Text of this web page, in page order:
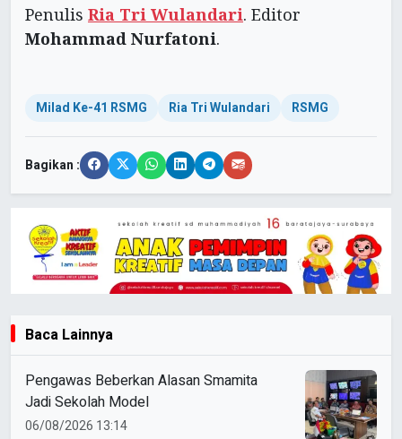
Penulis Ria Tri Wulandari. Editor
Mohammad Nurfatoni.
Milad Ke-41 RSMG Ria Tri Wulandari RSMG
Bagikan :
Baca Lainnya
Pengawas Beberkan Alasan Smamita
Jadi Sekolah Model
06/08/2026 13:14